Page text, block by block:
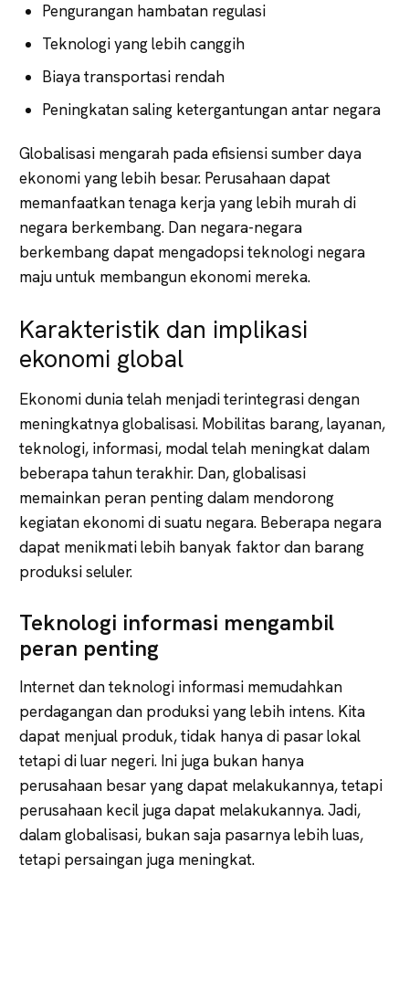
Pengurangan hambatan regulasi
Teknologi yang lebih canggih
Biaya transportasi rendah
Peningkatan saling ketergantungan antar negara
Globalisasi mengarah pada efisiensi sumber daya
ekonomi yang lebih besar. Perusahaan dapat
memanfaatkan tenaga kerja yang lebih murah di
negara berkembang. Dan negara-negara
berkembang dapat mengadopsi teknologi negara
maju untuk membangun ekonomi mereka.
Karakteristik dan implikasi
ekonomi global
Ekonomi dunia telah menjadi terintegrasi dengan
meningkatnya globalisasi. Mobilitas barang, layanan,
teknologi, informasi, modal telah meningkat dalam
beberapa tahun terakhir. Dan, globalisasi
memainkan peran penting dalam mendorong
kegiatan ekonomi di suatu negara. Beberapa negara
dapat menikmati lebih banyak faktor dan barang
produksi seluler.
Teknologi informasi mengambil
peran penting
Internet dan teknologi informasi memudahkan
perdagangan dan produksi yang lebih intens. Kita
dapat menjual produk, tidak hanya di pasar lokal
tetapi di luar negeri. Ini juga bukan hanya
perusahaan besar yang dapat melakukannya, tetapi
perusahaan kecil juga dapat melakukannya. Jadi,
dalam globalisasi, bukan saja pasarnya lebih luas,
tetapi persaingan juga meningkat.